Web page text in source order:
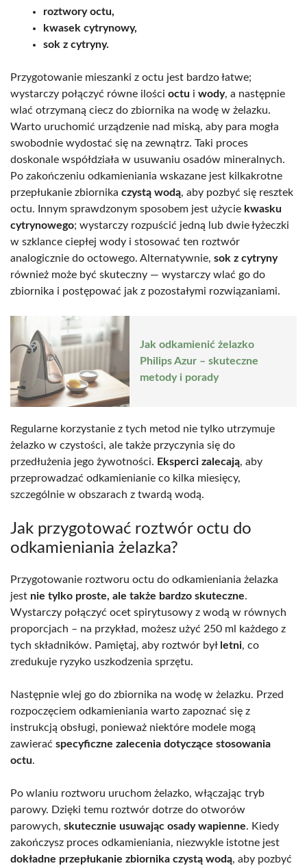
roztwory octu,
kwasek cytrynowy,
sok z cytryny.
Przygotowanie mieszanki z octu jest bardzo łatwe;
wystarczy połączyć równe ilości octu i wody, a następnie
wlać otrzymaną ciecz do zbiornika na wodę w żelazku.
Warto uruchomić urządzenie nad miską, aby para mogła
swobodnie wydostać się na zewnątrz. Taki proces
doskonale współdziała w usuwaniu osadów mineralnych.
Po zakończeniu odkamieniania wskazane jest kilkakrotne
przepłukanie zbiornika czystą wodą, aby pozbyć się resztek
octu. Innym sprawdzonym sposobem jest użycie kwasku
cytrynowego; wystarczy rozpuścić jedną lub dwie łyżeczki
w szklance ciepłej wody i stosować ten roztwór
analogicznie do octowego. Alternatywnie, sok z cytryny
również może być skuteczny — wystarczy wlać go do
zbiornika i postępować jak z pozostałymi rozwiązaniami.
Jak odkamienić żelazko
Philips Azur – skuteczne
metody i porady
Regularne korzystanie z tych metod nie tylko utrzymuje
żelazko w czystości, ale także przyczynia się do
przedłużenia jego żywotności. Eksperci zalecają, aby
przeprowadzać odkamienianie co kilka miesięcy,
szczególnie w obszarach z twardą wodą.
Jak przygotować roztwór octu do
odkamieniania żelazka?
Przygotowanie roztworu octu do odkamieniania żelazka
jest nie tylko proste, ale także bardzo skuteczne.
Wystarczy połączyć ocet spirytusowy z wodą w równych
proporcjach – na przykład, możesz użyć 250 ml każdego z
tych składników. Pamiętaj, aby roztwór był letni, co
zredukuje ryzyko uszkodzenia sprzętu.
Następnie wlej go do zbiornika na wodę w żelazku. Przed
rozpoczęciem odkamieniania warto zapoznać się z
instrukcją obsługi, ponieważ niektóre modele mogą
zawierać specyficzne zalecenia dotyczące stosowania
octu.
Po wlaniu roztworu uruchom żelazko, włączając tryb
parowy. Dzięki temu roztwór dotrze do otworów
parowych, skutecznie usuwając osady wapienne. Kiedy
zakończysz proces odkamieniania, niezwykle istotne jest
dokładne przepłukanie zbiornika czystą wodą, aby pozbyć